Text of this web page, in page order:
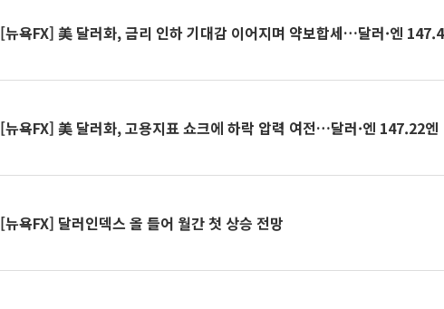
[뉴욕FX] 美 달러화, 금리 인하 기대감 이어지며 약보합세…달러·엔
[뉴욕FX] 美 달러화, 고용지표 쇼크에 하락 압력 여전…달러·엔 147.22엔
[뉴욕FX] 달러인덱스 올 들어 월간 첫 상승 전망